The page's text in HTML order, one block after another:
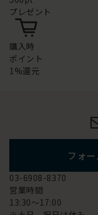
プレゼント
購入時
ポイント
1%還元
フォ
03-6908-8370
営業時間
13:30～17:00